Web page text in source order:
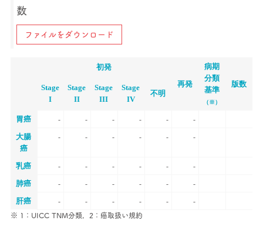
数
ファイルをダウンロード
初発
再発
病期
分類
基準
（※）
版数
Stage
I
Stage
II
Stage
III
Stage
IV
不明
胃癌 - - - - - -
大腸
癌
- - - - - -
乳癌 - - - - - -
肺癌 - - - - - -
肝癌 - - - - - -
※ 1：UICC TNM分類，2：癌取扱い規約